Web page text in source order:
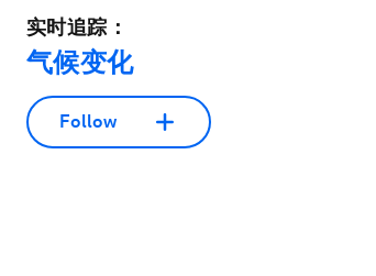
实时追踪：
气候变化
Follow